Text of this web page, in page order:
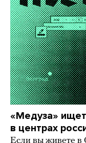
«Медуза»
в центрах
Если вы живете в